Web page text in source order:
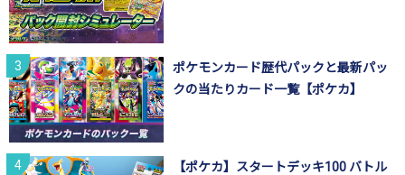
ポケモンカード歴代パックと最新パッ
クの当たりカード一覧【ポケカ】
【ポケカ】スタートデッキ100 バトル